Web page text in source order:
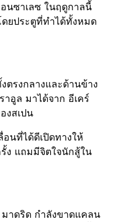
นซาเลซ​ ในฤดูกาล​นี้​
ดยประตู​ที่ทำได้ทั้งหมด
ตรงกลางและด้านข้าง​
าอูล​ ​มาได้จาก​ อีเคร์
งสเปน
อนที่ได้ดีเปิดทางให้
ง​ แถมมีจิตใจนักสู้ใน
าดริด​ กำลังขาดแคลน